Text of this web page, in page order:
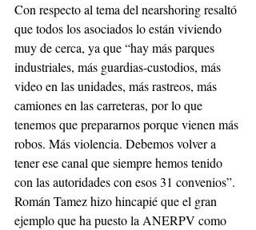
Con respecto al tema del nearshoring resaltó
que todos los asociados lo están viviendo
muy de cerca, ya que “hay más parques
industriales, más guardias-custodios, más
video en las unidades, más rastreos, más
camiones en las carreteras, por lo que
tenemos que prepararnos porque vienen más
robos. Más violencia. Debemos volver a
tener ese canal que siempre hemos tenido
con las autoridades con esos 31 convenios”.
Román Tamez hizo hincapié que el gran
ejemplo que ha puesto la ANERPV como